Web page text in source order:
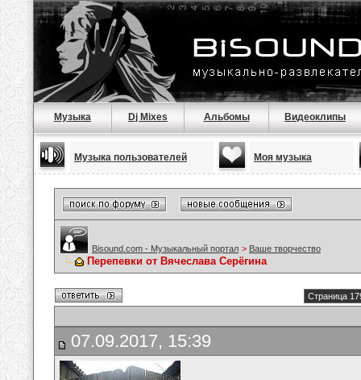
Музыка Dj Mixes Альбомы Видеоклипы
Музыка пользователей Моя музыка
Bisound.com - Музыкальный портал > Ваше творчество
Перепевки от Вячеслава Серёгина
Страница
07.09.2017, 15:39